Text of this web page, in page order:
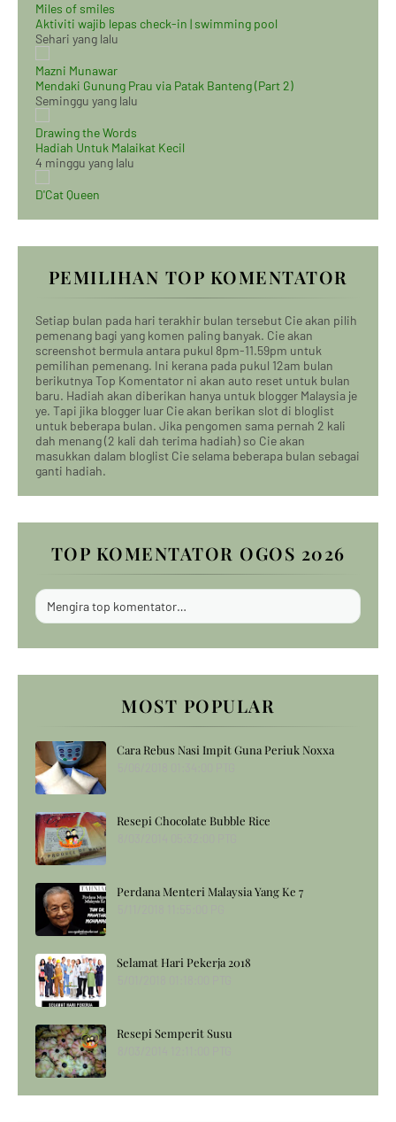
Miles of smiles
Aktiviti wajib lepas check-in | swimming pool
Sehari yang lalu
Mazni Munawar
Mendaki Gunung Prau via Patak Banteng (Part 2)
Seminggu yang lalu
Drawing the Words
Hadiah Untuk Malaikat Kecil
4 minggu yang lalu
D'Cat Queen
PEMILIHAN TOP KOMENTATOR
Setiap bulan pada hari terakhir bulan tersebut Cie akan pilih
pemenang bagi yang komen paling banyak. Cie akan
screenshot bermula antara pukul 8pm-11.59pm untuk
pemilihan pemenang. Ini kerana pada pukul 12am bulan
berikutnya Top Komentator ni akan auto reset untuk bulan
baru. Hadiah akan diberikan hanya untuk blogger Malaysia je
ye. Tapi jika blogger luar Cie akan berikan slot di bloglist
untuk beberapa bulan. Jika pengomen sama pernah 2 kali
dah menang (2 kali dah terima hadiah) so Cie akan
masukkan dalam bloglist Cie selama beberapa bulan sebagai
ganti hadiah.
TOP KOMENTATOR OGOS 2026
Mengira top komentator…
MOST POPULAR
Cara Rebus Nasi Impit Guna Periuk Noxxa
Resepi Chocolate Bubble Rice
Perdana Menteri Malaysia Yang Ke 7
Selamat Hari Pekerja 2018
Resepi Semperit Susu